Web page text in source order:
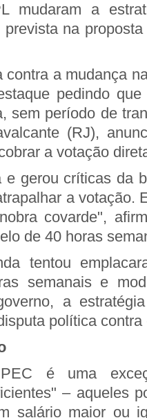
mudaram a
na
a mudança
pedindo
sem período de
(RJ),
a votação
e gerou críticas da
a votação.
covarde",
de 40 horas
tentou
semanais e
a
política
é uma
– aqueles
salário maior ou